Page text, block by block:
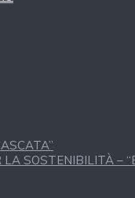
LA SOSTENIBILITÀ –